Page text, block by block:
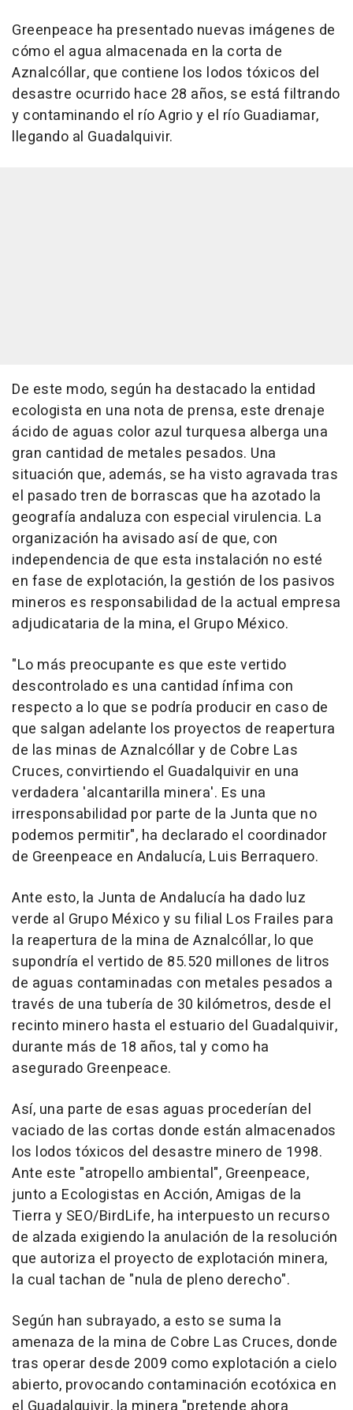
Greenpeace ha presentado nuevas imágenes de
cómo el agua almacenada en la corta de
Aznalcóllar, que contiene los lodos tóxicos del
desastre ocurrido hace 28 años, se está filtrando
y contaminando el río Agrio y el río Guadiamar,
llegando al Guadalquivir.
De este modo, según ha destacado la entidad
ecologista en una nota de prensa, este drenaje
ácido de aguas color azul turquesa alberga una
gran cantidad de metales pesados. Una
situación que, además, se ha visto agravada tras
el pasado tren de borrascas que ha azotado la
geografía andaluza con especial virulencia. La
organización ha avisado así de que, con
independencia de que esta instalación no esté
en fase de explotación, la gestión de los pasivos
mineros es responsabilidad de la actual empresa
adjudicataria de la mina, el Grupo México.
"Lo más preocupante es que este vertido
descontrolado es una cantidad ínfima con
respecto a lo que se podría producir en caso de
que salgan adelante los proyectos de reapertura
de las minas de Aznalcóllar y de Cobre Las
Cruces, convirtiendo el Guadalquivir en una
verdadera 'alcantarilla minera'. Es una
irresponsabilidad por parte de la Junta que no
podemos permitir", ha declarado el coordinador
de Greenpeace en Andalucía, Luis Berraquero.
Ante esto, la Junta de Andalucía ha dado luz
verde al Grupo México y su filial Los Frailes para
la reapertura de la mina de Aznalcóllar, lo que
supondría el vertido de 85.520 millones de litros
de aguas contaminadas con metales pesados a
través de una tubería de 30 kilómetros, desde el
recinto minero hasta el estuario del Guadalquivir,
durante más de 18 años, tal y como ha
asegurado Greenpeace.
Así, una parte de esas aguas procederían del
vaciado de las cortas donde están almacenados
los lodos tóxicos del desastre minero de 1998.
Ante este "atropello ambiental", Greenpeace,
junto a Ecologistas en Acción, Amigas de la
Tierra y SEO/BirdLife, ha interpuesto un recurso
de alzada exigiendo la anulación de la resolución
que autoriza el proyecto de explotación minera,
la cual tachan de "nula de pleno derecho".
Según han subrayado, a esto se suma la
amenaza de la mina de Cobre Las Cruces, donde
tras operar desde 2009 como explotación a cielo
abierto, provocando contaminación ecotóxica en